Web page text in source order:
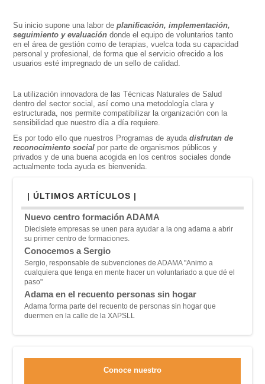
Su inicio supone una labor deplanificación, implementación,
seguimiento y evaluación donde el equipo de voluntarios tanto
en el área de gestión como de terapias, vuelca toda su capacidad
personal y profesional, de forma que el servicio ofrecido a los
usuarios esté impregnado de un sello de calidad.
La utilización innovadora de las Técnicas Naturales de Salud
dentro del sector social, así como una metodología clara y
estructurada, nos permite compatibilizar la organización con la
sensibilidad que nuestro día a día requiere.
Es por todo ello que nuestros Programas de ayudadisfrutan de
reconocimiento social por parte de organismos públicos y
privados y de una buena acogida en los centros sociales donde
actualmente toda ayuda es bienvenida.
| ÚLTIMOS ARTÍCULOS |
Nuevo centro formación ADAMA
Diecisiete empresas se unen para ayudar a la ong adama a abrir
su primer centro de formaciones.
Conocemos a Sergio
Sergio, responsable de subvenciones de ADAMA "Animo a
cualquiera que tenga en mente hacer un voluntariado a que dé el
paso"
Adama en el recuento personas sin hogar
Adama forma parte del recuento de personas sin hogar que
duermen en la calle de la XAPSLL
Conoce nuestro